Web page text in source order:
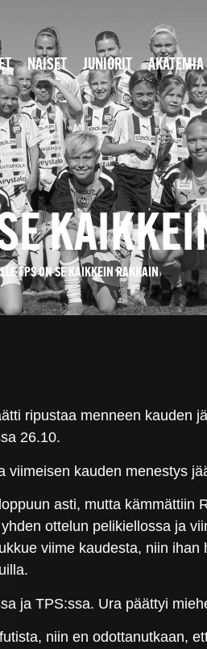
NAISET JUNIORIT AKATEMIA
TPS ON SE KAIKKEIN RAKKAIN
ripustaa menneen kauden
26.10.
kauden menestys
asti, mutta kämmättiin
ottelun pelikiellossa ja
viime kaudesta, niin
ja TPS:ssa. Ura päättyi
niin en odottanutkaan,